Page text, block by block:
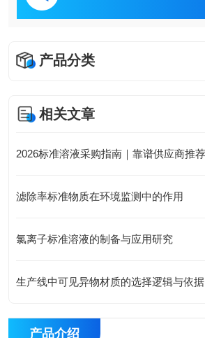
产品分类
相关文章
滤除率标准物质在环境监测中的作用
氯离子标准溶液的制备与应用研究
生产线中可见异物材质的选择逻辑与依据
产品介绍